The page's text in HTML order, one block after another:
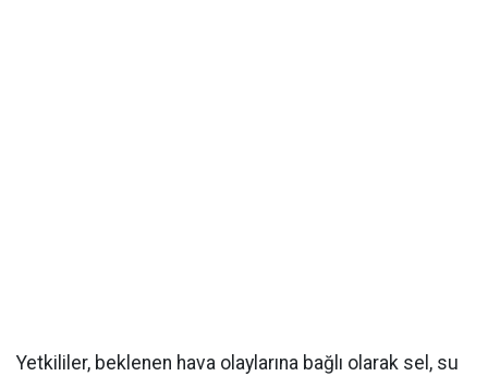
Yetkililer, beklenen hava olaylarına bağlı olarak sel, su